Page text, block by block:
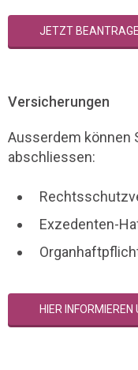
JETZT
Versicherungen
Ausserdem können
abschliessen:
Exzedenten-
HIER